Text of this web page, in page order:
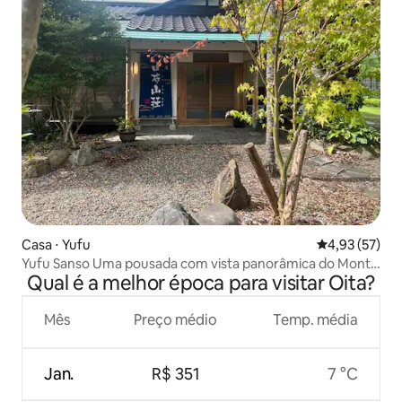
Casa ⋅ Yufu 4,93 de uma
4,93 (57)
Yufu Sanso Uma pousada com vista panorâmica do Monte
Yufu enquanto você se banha nas fontes termais
Qual é a melhor época para visitar Oita?
Mês
Jan.
Preço médio
R$ 351
Temp. média
7 °C